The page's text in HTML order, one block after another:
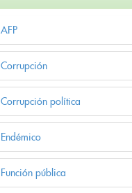
AFP
Corrupción
Corrupción política
Endémico
Función pública